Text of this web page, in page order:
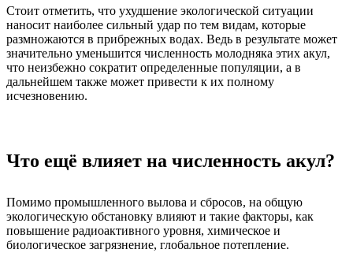
Стоит отметить, что ухудшение экологической ситуации
наносит наиболее сильный удар по тем видам, которые
размножаются в прибрежных водах. Ведь в результате может
значительно уменьшится численность молодняка этих акул,
что неизбежно сократит определенные популяции, а в
дальнейшем также может привести к их полному
исчезновению.
Что ещё влияет на численность акул?
Помимо промышленного вылова и сбросов, на общую
экологическую обстановку влияют и такие факторы, как
повышение радиоактивного уровня, химическое и
биологическое загрязнение, глобальное потепление.